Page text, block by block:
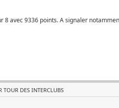
avec 9336 points. A signaler
TOUR DES INTERCLUBS